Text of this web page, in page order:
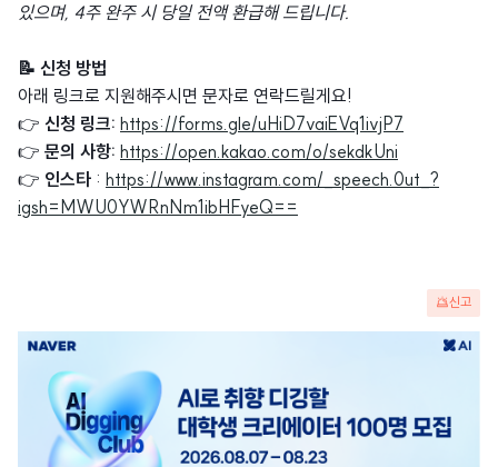
있으며, 4주 완주 시 당일 전액 환급해 드립니다.
📝 신청 방법
아래 링크로 지원해주시면 문자로 연락드릴게요!
👉 신청 링크: https://forms.gle/uHiD7vaiEVq1ivjP7
👉 문의 사항: https://open.kakao.com/o/sekdkUni
👉 인스타 : https://www.instagram.com/_speech.0ut_?
igsh=MWU0YWRnNm1ibHFyeQ==
신고
광